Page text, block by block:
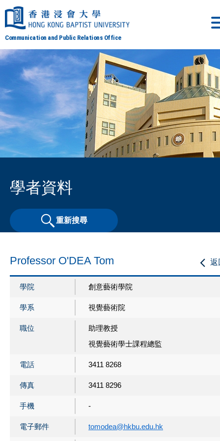
Communication and Public Relations Office
學者資料
重新搜尋
返
Professor O'DEA Tom
學院 創意藝術學院
學系 視覺藝術院
職位
助理教授
視覺藝術學士課程總監
電話 3411 8268
傳真 3411 8296
手機 -
電子郵件 tomodea@hkbu.edu.hk